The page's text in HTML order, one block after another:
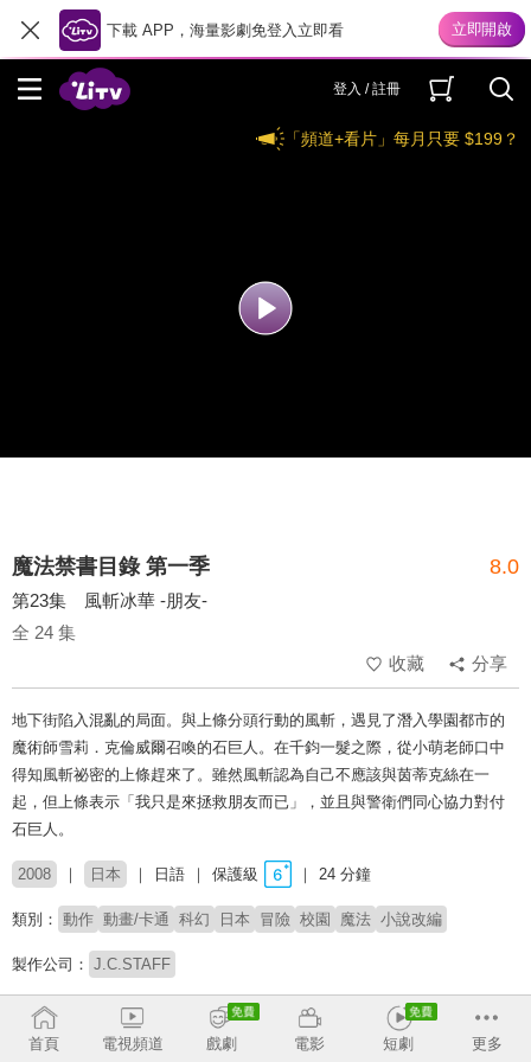
下載 APP，海量影劇免登入立即看
登入 / 註冊
「頻道+看片」每月只要 $199？
魔法禁書目錄 第一季 8.0
第23集 風斬冰華 -朋友-
全 24 集
收藏
分享
地下街陷入混亂的局面。與上條分頭行動的風斬，遇見了潛入學園都市的
魔術師雪莉．克倫威爾召喚的石巨人。在千鈞一髮之際，從小萌老師口中
得知風斬祕密的上條趕來了。雖然風斬認為自己不應該與茵蒂克絲在一
起，但上條表示「我只是來拯救朋友而已」，並且與警衛們同心協力對付
石巨人。
2008 日本 日語 保護級 24 分鐘
類別： 動作 動畫/卡通 科幻 日本 冒險 校園 魔法 小說改編
製作公司： J.C.STAFF
導演：
配音： 阿部敦 能登麻美子 佐藤利奈 井口裕香 岡本信彥
首頁 電視頻道 戲劇 電影 短劇 更多